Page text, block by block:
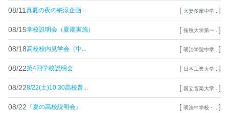
08/11 真夏の夜の納涼企画... [ 大妻多摩中学... ]
08/15学校説明会（夏期実施） [ 拓殖大学第一... ]
08/18高校校内見学会（中... [ 明治学院中学... ]
08/22第4回学校説明会 [ 日本工業大学... ]
08/228/22(土)10:30高校普... [ 国立音楽大学... ]
08/22 『夏の高校説明会』 [ 明法中学校・... ]